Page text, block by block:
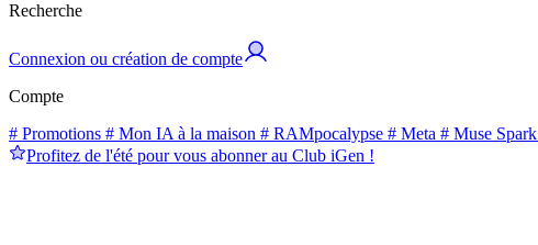
Recherche
Connexion ou création de compte
Compte
# Promotions # Mon IA à la maison # RAMpocalypse # Meta # Muse Spark
Profitez de l'été pour vous abonner au Club iGen !